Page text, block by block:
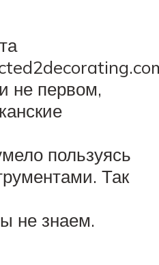
не первом,
пользуясь
Так
не знаем.